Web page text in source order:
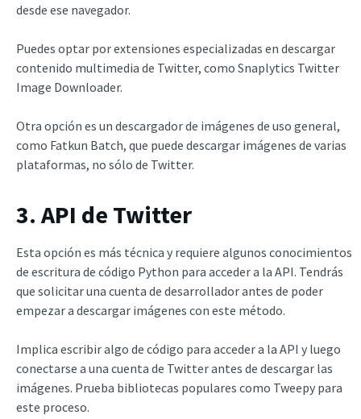
desde ese navegador.
Puedes optar por extensiones especializadas en descargar
contenido multimedia de Twitter, como Snaplytics Twitter
Image Downloader.
Otra opción es un descargador de imágenes de uso general,
como Fatkun Batch, que puede descargar imágenes de varias
plataformas, no sólo de Twitter.
3. API de Twitter
Esta opción es más técnica y requiere algunos conocimientos
de escritura de código Python para acceder a la API. Tendrás
que solicitar una cuenta de desarrollador antes de poder
empezar a descargar imágenes con este método.
Implica escribir algo de código para acceder a la API y luego
conectarse a una cuenta de Twitter antes de descargar las
imágenes. Prueba bibliotecas populares como Tweepy para
este proceso.